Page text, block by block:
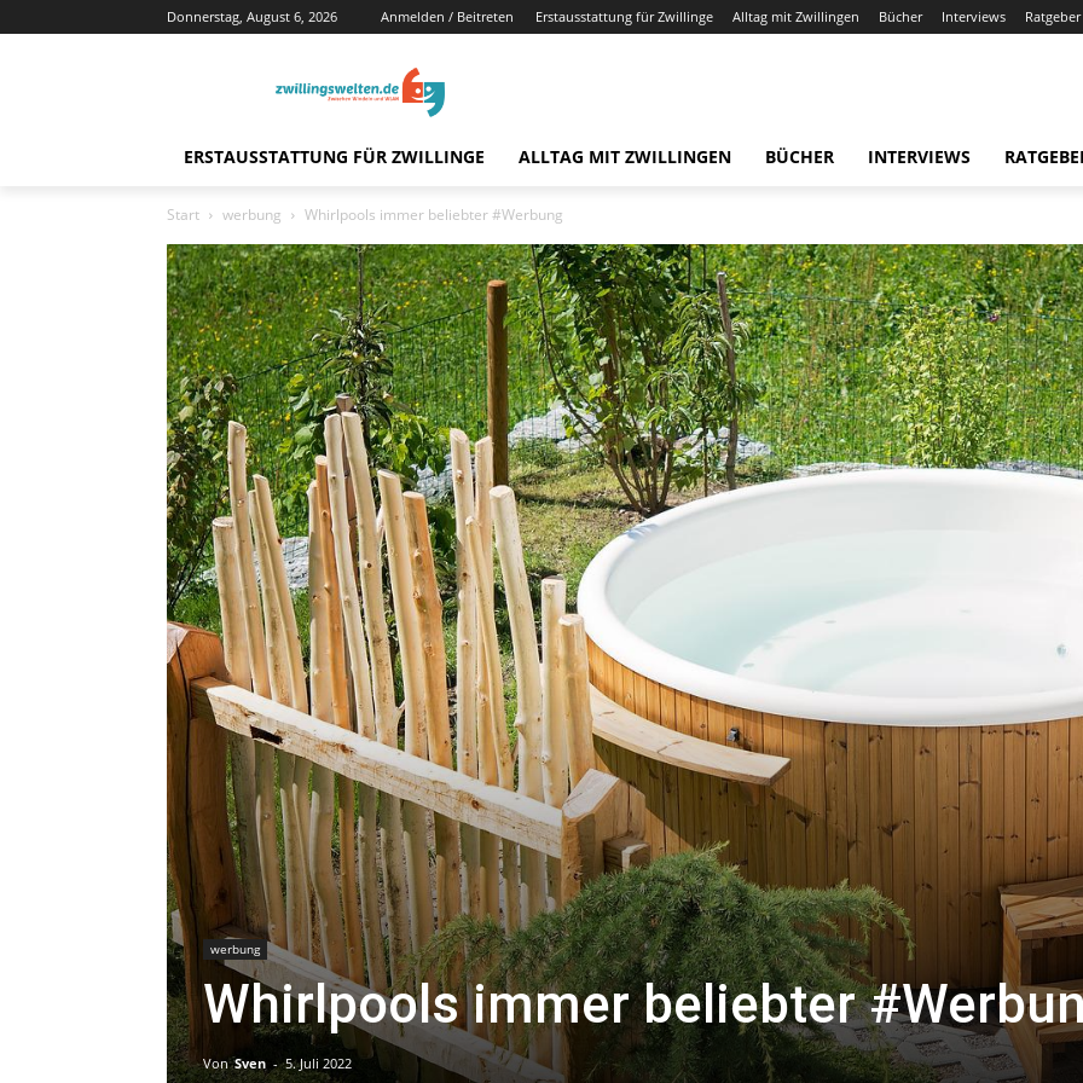
Donnerstag, August 6, 2026 Anmelden / Beitreten Erstausstattung für Zwillinge Alltag mit Zwillingen Bücher Interviews Ratgeber
ERSTAUSSTATTUNG FÜR ZWILLINGE ALLTAG MIT ZWILLINGEN BÜCHER INTERVIEWS
Start werbung Whirlpools immer beliebter #Werbung
werbung
Whirlpools immer beliebter
Von Sven - 5. Juli 2022